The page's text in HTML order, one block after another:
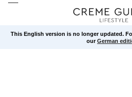
This English version is no longer updated.
ourGerman